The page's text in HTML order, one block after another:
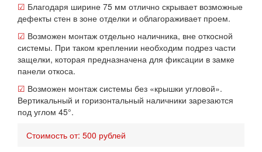
☑ Благодаря ширине 75 мм отлично скрывает возможные
дефекты стен в зоне отделки и облагораживает проем.
☑ Возможен монтаж отдельно наличника, вне откосной
системы. При таком креплении необходим подрез части
защелки, которая предназначена для фиксации в замке
панели откоса.
☑ Возможен монтаж системы без «крышки угловой».
Вертикальный и горизонтальный наличники зарезаются
под углом 45°.
Стоимость от: 500 рублей